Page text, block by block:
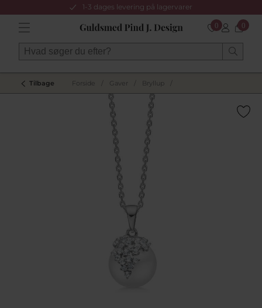
1-3 dages levering på lagervarer
0 0
Tilbage Forside Gaver Bryllup